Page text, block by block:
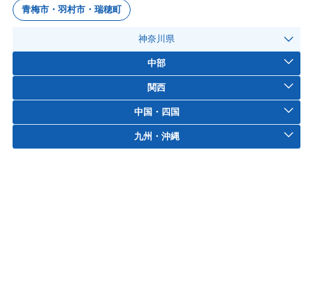
青梅市・羽村市・瑞穂町
神奈川県
中部
関西
中国・四国
九州・沖縄